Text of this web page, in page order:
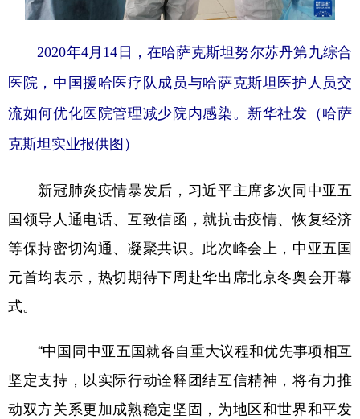
2020年4月14日，在哈萨克斯坦努尔苏丹第九综合
医院，中国援哈医疗队成员与哈萨克斯坦医护人员交
流如何优化医院管理减少院内感染。新华社发（哈萨
克斯坦实业报供图）
新冠肺炎疫情暴发后，习近平主席多次同中亚五
国领导人通电话、互致信函，就抗击疫情、恢复经济
等保持密切沟通、凝聚共识。此次峰会上，中亚五国
元首均表示，热切期待下周赴华出席北京冬奥会开幕
式。
“中国同中亚五国就各自重大议程和优先事项相互
坚定支持，以实际行动诠释团结互信精神，将有力推
动双方关系更加成熟稳定坚固，为地区和世界和平发